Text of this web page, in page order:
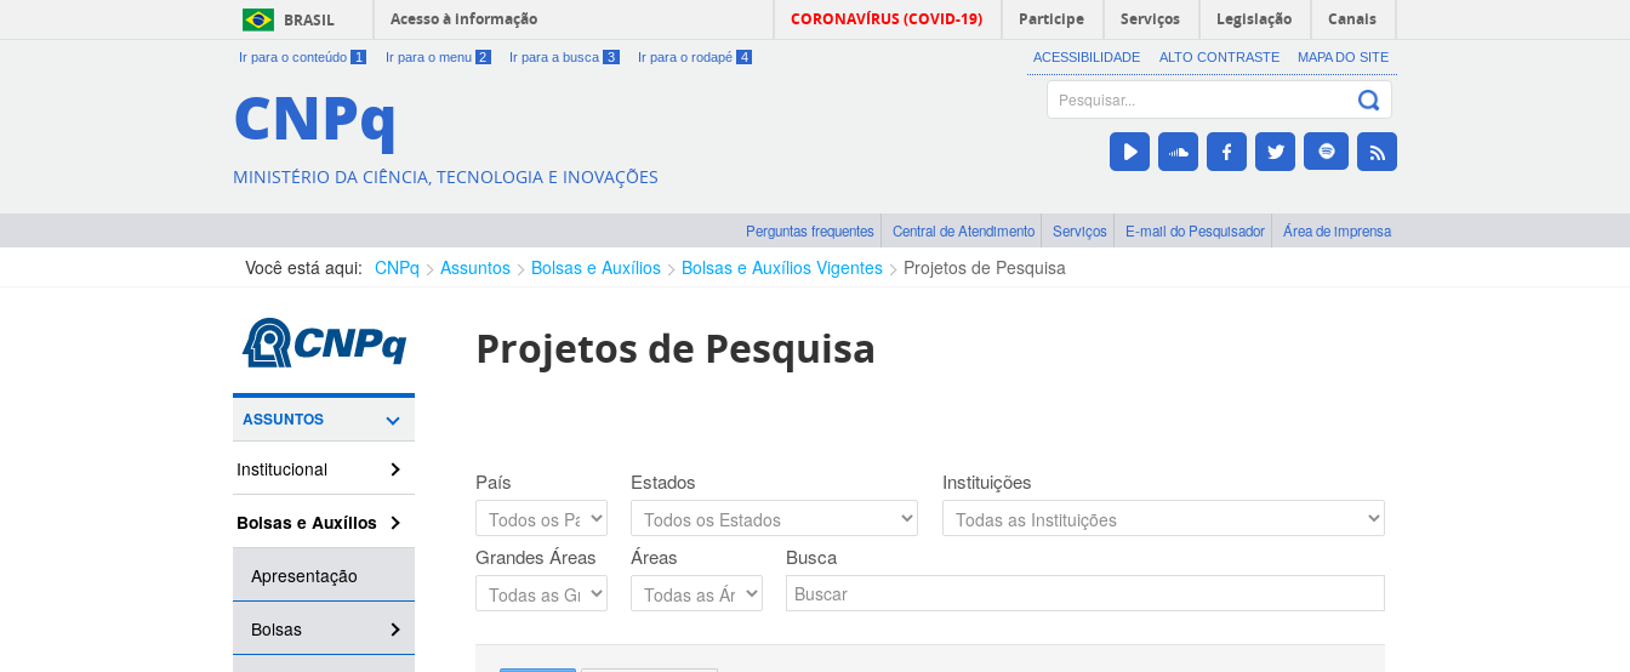
BRASIL Acesso à informação CORONAVÍRUS (COVID-19) Participe Serviços Legislação Canais
Ir para o conteúdo 1 Ir para o menu 2 Ir para a busca 3 Ir para o rodapé 4 ACESSIBILIDADE ALTO CONTRASTE MAPA DO SITE
CNPq
MINISTÉRIO DA CIÊNCIA, TECNOLOGIA E INOVAÇÕES
Perguntas frequentes Central de Atendimento Serviços E-mail do Pesquisador Área de imprensa
Você está aqui: CNPq Assuntos Bolsas e Auxílios Bolsas e Auxílios Vigentes Projetos de Pesquisa
ASSUNTOS
Institucional
Bolsas e Auxílios
Apresentação
Bolsas
Projetos de Pesquisa
País Estados Instituições
Grandes Áreas Áreas Busca